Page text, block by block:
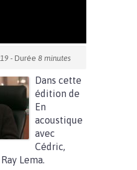
- Durée 8 minutes
Dans cette
édition de
En
acoustique
avec
Cédric,
Ray Lema.